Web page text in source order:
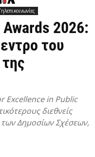
2026:
του
Excellence in Public
διεθνείς
Δημοσίων Σχέσεων,